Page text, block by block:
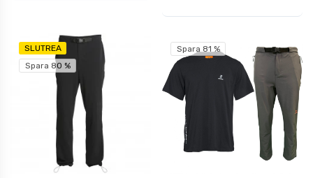
SLUTREA
Spara 80 %
Spara 81 %